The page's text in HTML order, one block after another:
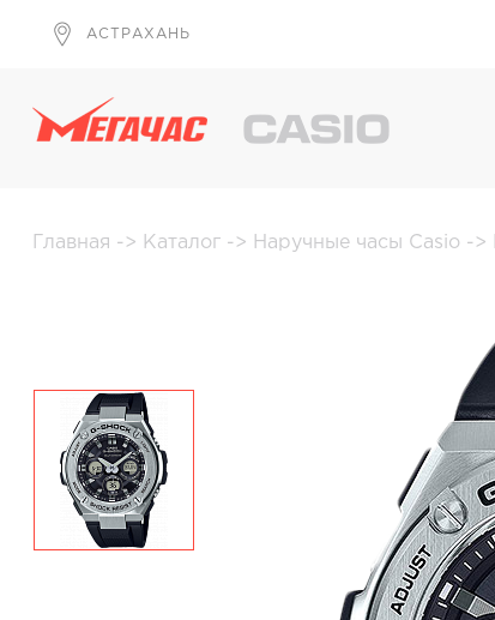
АСТРАХАНЬ
Главная -> Каталог -> Наручные часы Casio ->